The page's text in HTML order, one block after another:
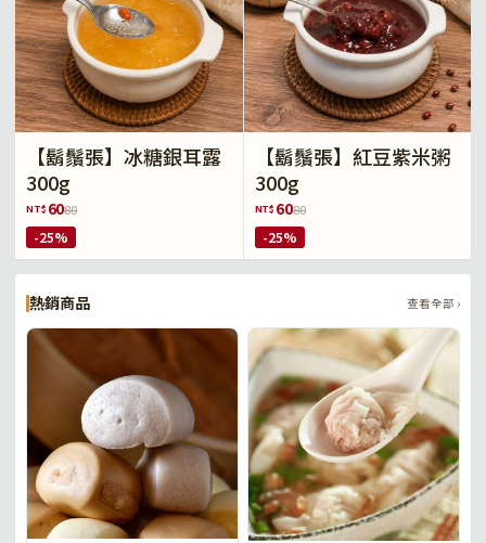
【鬍鬚張】冰糖銀耳露
300g
NT$ 6080
-25%
【鬍鬚張】紅豆紫米粥
300g
NT$ 6080
-25%
熱銷商品 查看全部 ›